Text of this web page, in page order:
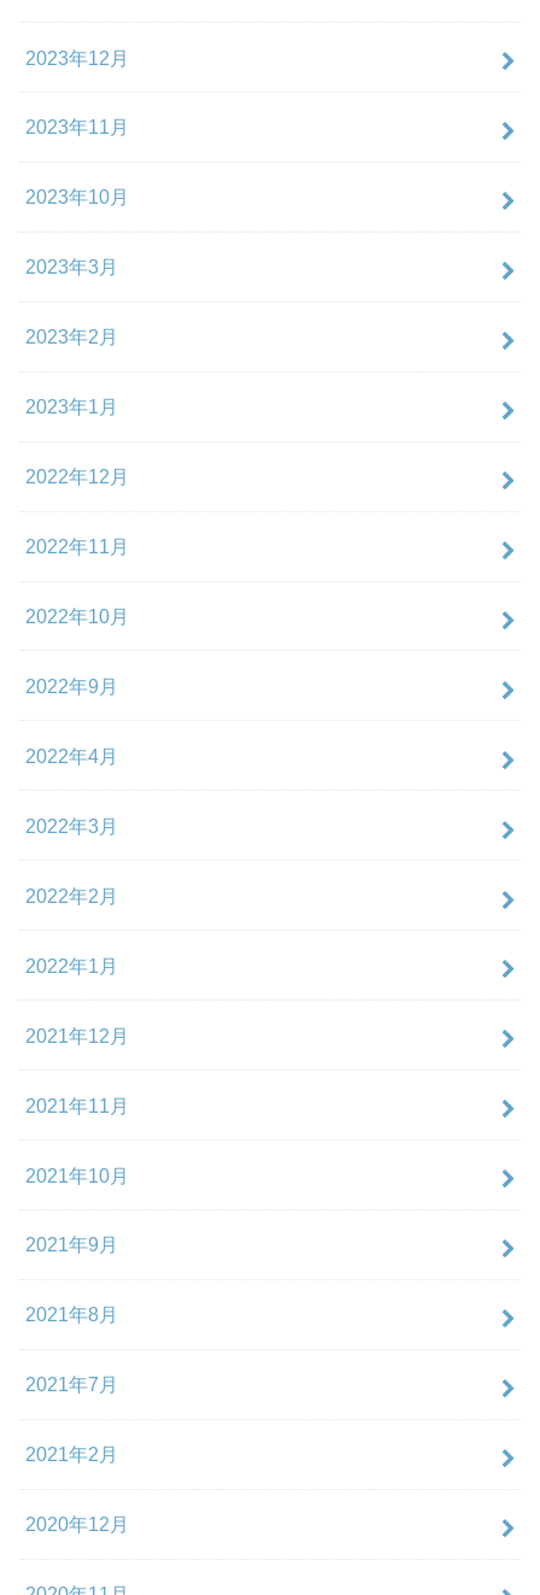
2023年12月
2023年11月
2023年10月
2023年3月
2023年2月
2023年1月
2022年12月
2022年11月
2022年10月
2022年9月
2022年4月
2022年3月
2022年2月
2022年1月
2021年12月
2021年11月
2021年10月
2021年9月
2021年8月
2021年7月
2021年2月
2020年12月